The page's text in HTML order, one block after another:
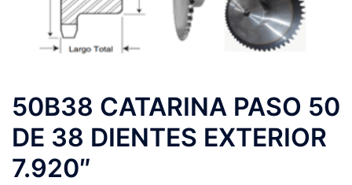
50B38 CATARINA PASO 50
DE 38 DIENTES EXTERIOR
7.920″